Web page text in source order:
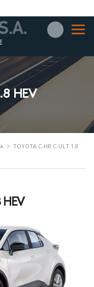
HEV
> TOYOTA C-HR C-ULT 1.8
HEV